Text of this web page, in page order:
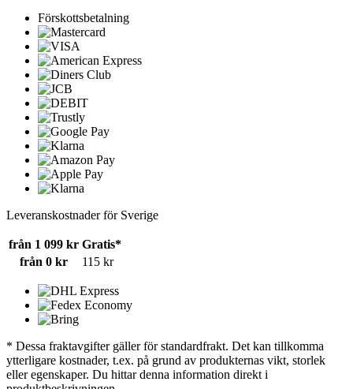
Förskottsbetalning
Leveranskostnader för Sverige
från 1 099 kr Gratis*
från 0 kr
115 kr
* Dessa fraktavgifter gäller för standardfrakt. Det kan tillkomma
ytterligare kostnader, t.ex. på grund av produkternas vikt, storlek
eller egenskaper. Du hittar denna information direkt i